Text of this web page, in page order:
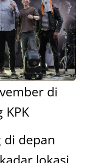
di
KPK
di depan